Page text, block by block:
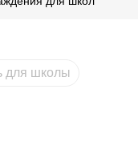
для школы